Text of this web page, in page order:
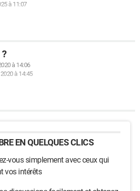
à 11:07
à 14:06
à 14:45
EN QUELQUES CLICS
vous simplement avec ceux qui
vos intérêts